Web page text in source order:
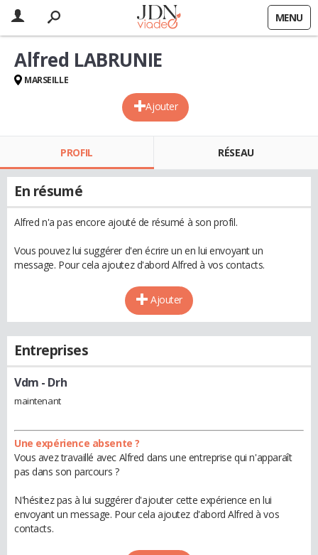
MENU
Ajouter
Alfred LABRUNIE
MARSEILLE
PROFIL RÉSEAU
En résumé
Alfred n'a pas encore ajouté de résumé à son profil.
Vous pouvez lui suggérer d'en écrire un en lui envoyant un
message. Pour cela ajoutez d'abord Alfred à vos contacts.
Ajouter
Entreprises
Vdm - Drh
maintenant
Une expérience absente ?
Vous avez travaillé avec Alfred dans une entreprise qui n'apparaît
pas dans son parcours ?
N'hésitez pas à lui suggérer d'ajouter cette expérience en lui
envoyant un message. Pour cela ajoutez d'abord Alfred à vos
contacts.